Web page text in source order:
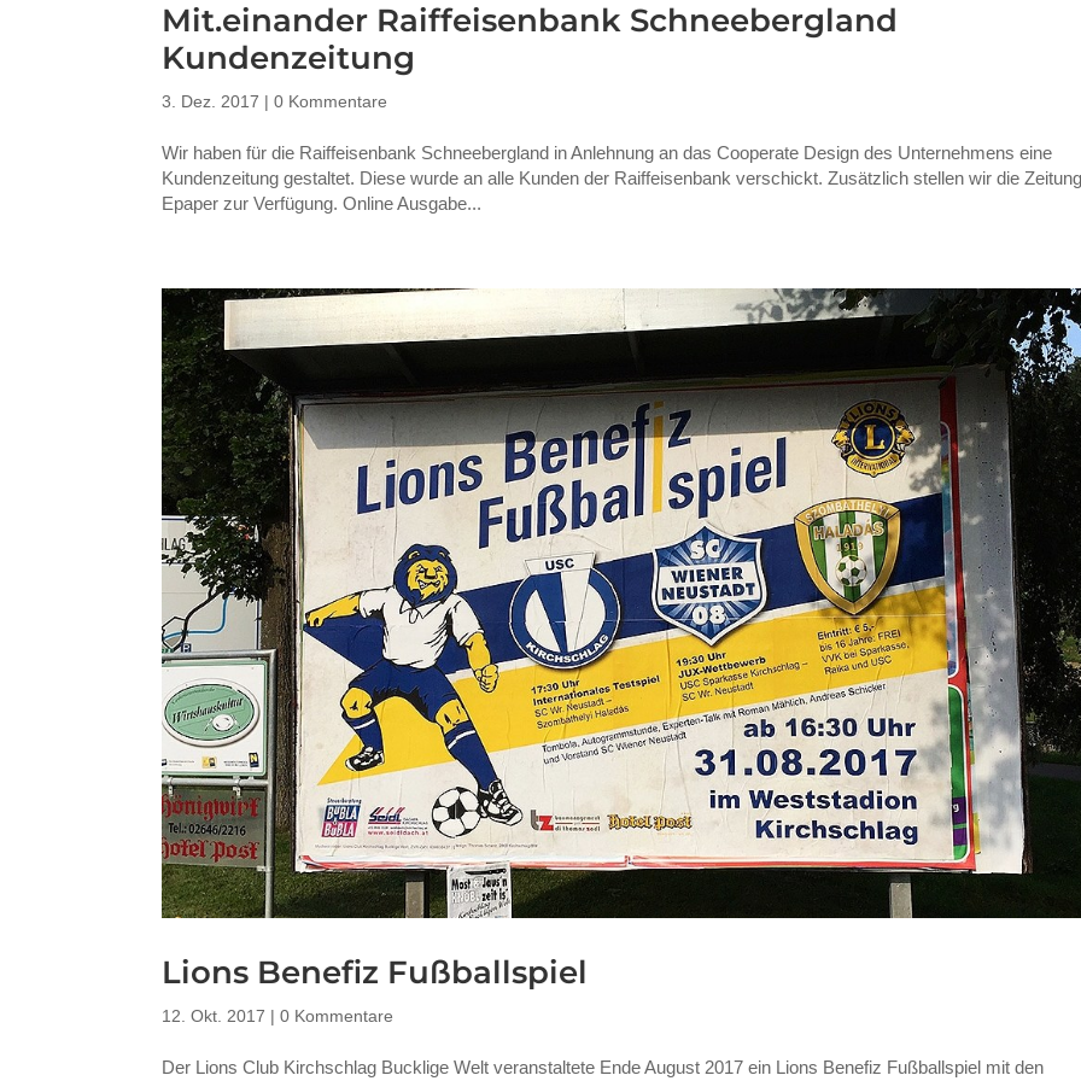
Mit.einander Raiffeisenbank Schneebergland
Kundenzeitung
3. Dez. 2017 |0 Kommentare
Wir haben für die Raiffeisenbank Schneebergland in Anlehnung an das Cooperate Design des Unternehmens eine
Kundenzeitung gestaltet. Diese wurde an alle Kunden der Raiffeisenbank verschickt. Zusätzlich stellen wir die
Epaper zur Verfügung. Online Ausgabe...
Lions Benefiz Fußballspiel
12. Okt. 2017 |0 Kommentare
Der Lions Club Kirchschlag Bucklige Welt veranstaltete Ende August 2017 ein Lions Benefiz Fußballspiel mit den